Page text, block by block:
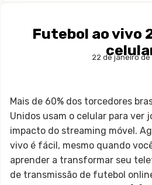
Futebol ao vivo
22 de janeiro de
Mais de 60% dos torcedores
Unidos usam o celular para ver
impacto do streaming móvel.
vivo é fácil, mesmo quando
aprender a transformar seu
de transmissão de futebol